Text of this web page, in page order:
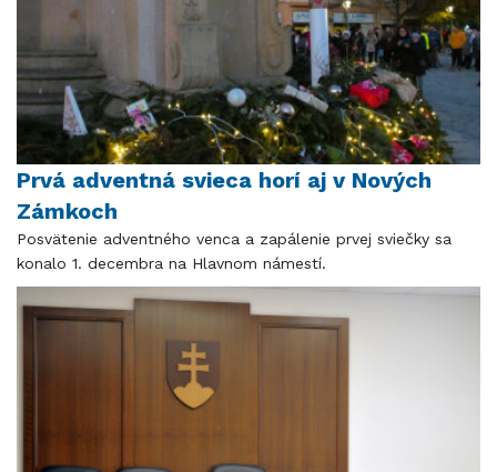
Prvá adventná svieca horí aj v Nových
Zámkoch
Posvätenie adventného venca a zapálenie prvej sviečky sa
konalo 1. decembra na Hlavnom námestí.